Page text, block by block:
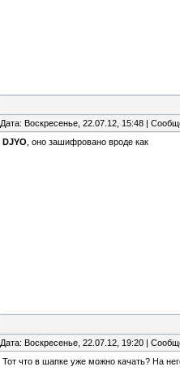
Дата: Воскресенье, 22.07.12, 15:48 |
DJYO , оно зашифровано вроде как
Дата: Воскресенье, 22.07.12, 19:20 |
Тот что в шапке уже можно качать? На